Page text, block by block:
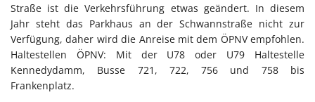
Straße ist die Verkehrsführung etwas geändert. In diesem
Jahr steht das Parkhaus an der Schwannstraße nicht zur
Verfügung, daher wird die Anreise mit dem ÖPNV empfohlen.
Haltestellen ÖPNV: Mit der U78 oder U79 Haltestelle
Kennedydamm, Busse 721, 722, 756 und 758 bis
Frankenplatz.